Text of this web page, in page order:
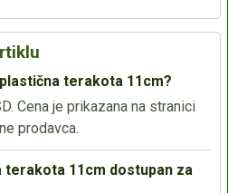
terakota 11cm?
Cena je prikazana na stranici
prodavca.
terakota 11cm dostupan za